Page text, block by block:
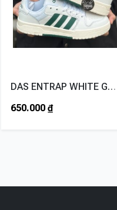
DAS ENTRAP WHITE GREEN
650.000 ₫